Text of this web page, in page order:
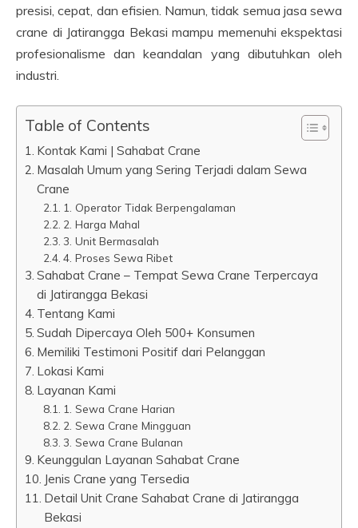
presisi, cepat, dan efisien. Namun, tidak semua jasa sewa
crane di Jatirangga Bekasi mampu memenuhi ekspektasi
profesionalisme dan keandalan yang dibutuhkan oleh
industri.
Table of Contents
Kontak Kami | Sahabat Crane
Masalah Umum yang Sering Terjadi dalam Sewa
Crane
1. Operator Tidak Berpengalaman
2. Harga Mahal
3. Unit Bermasalah
4. Proses Sewa Ribet
Sahabat Crane – Tempat Sewa Crane Terpercaya
di Jatirangga Bekasi
Tentang Kami
Sudah Dipercaya Oleh 500+ Konsumen
Memiliki Testimoni Positif dari Pelanggan
Lokasi Kami
Layanan Kami
1. Sewa Crane Harian
2. Sewa Crane Mingguan
3. Sewa Crane Bulanan
Keunggulan Layanan Sahabat Crane
Jenis Crane yang Tersedia
Detail Unit Crane Sahabat Crane di Jatirangga
Bekasi